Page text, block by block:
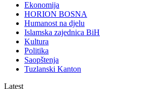
Ekonomija
HORION BOSNA
Humanost na djelu
Islamska zajednica BiH
Kultura
Politika
Saopštenja
Tuzlanski Kanton
Latest